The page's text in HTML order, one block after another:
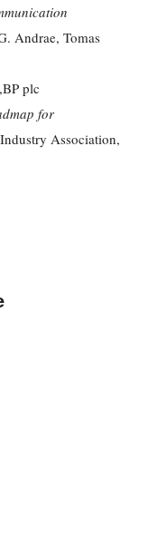
Andrae, Tomas
plc
for
Association,